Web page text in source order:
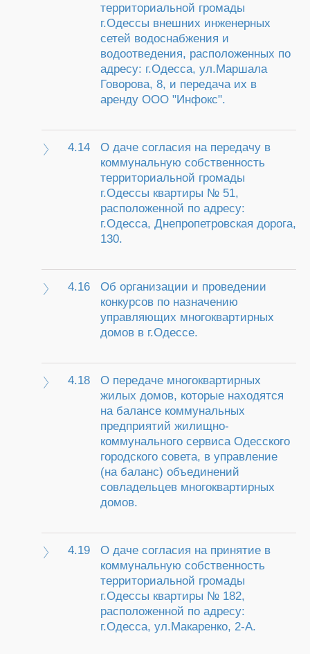
территориальной громады
г.Одессы внешних инженерных
сетей водоснабжения и
водоотведения, расположенных по
адресу: г.Одесса, ул.Маршала
Говорова, 8, и передача их в
аренду ООО "Инфокс".
4.14
О даче согласия на передачу в
коммунальную собственность
территориальной громады
г.Одессы квартиры № 51,
расположенной по адресу:
г.Одесса, Днепропетровская дорога,
130.
4.16
Об организации и проведении
конкурсов по назначению
управляющих многоквартирных
домов в г.Одессе.
4.18
О передаче многоквартирных
жилых домов, которые находятся
на балансе коммунальных
предприятий жилищно-
коммунального сервиса Одесского
городского совета, в управление
(на баланс) объединений
совладельцев многоквартирных
домов.
4.19
О даче согласия на принятие в
коммунальную собственность
территориальной громады
г.Одессы квартиры № 182,
расположенной по адресу:
г.Одесса, ул.Макаренко, 2-А.